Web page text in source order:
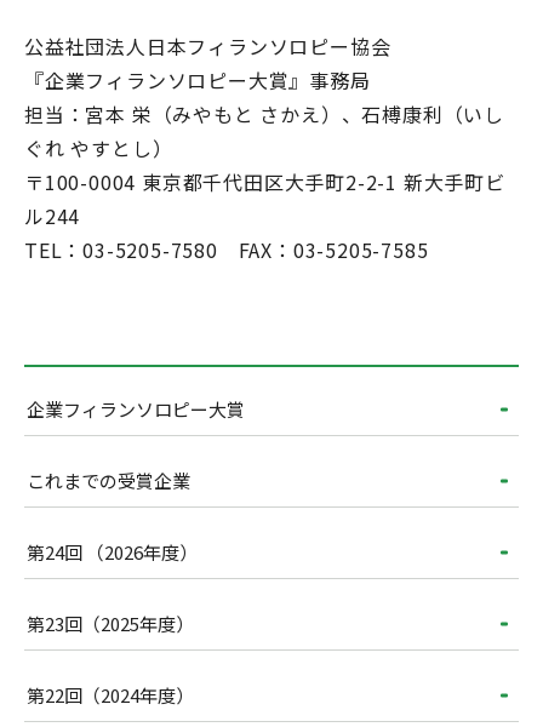
公益社団法人日本フィランソロピー協会
『企業フィランソロピー大賞』事務局
担当：宮本 栄（みやもと さかえ）、石榑康利（いし
ぐれ やすとし）
〒100-0004 東京都千代田区大手町2-2-1 新大手町ビ
ル244
TEL：03-5205-7580 FAX：03-5205-7585
企業フィランソロピー大賞
これまでの受賞企業
第24回 （2026年度）
第23回（2025年度）
第22回（2024年度）